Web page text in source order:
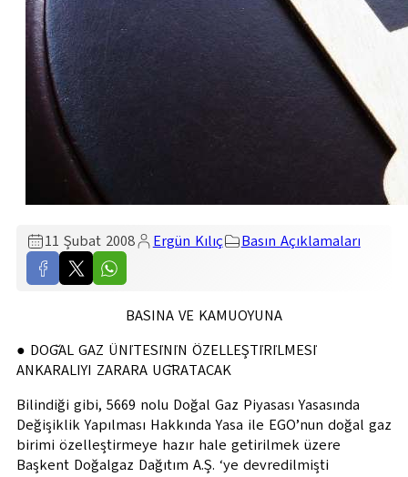
11 Şubat 2008 Ergün Kılıç Basın Açıklamaları
BASINA VE KAMUOYUNA
● DOĞAL GAZ ÜNİTESİNİN ÖZELLEŞTİRİLMESİ
ANKARALIYI ZARARA UĞRATACAK
Bilindiği gibi, 5669 nolu Doğal Gaz Piyasası Yasasında
Değişiklik Yapılması Hakkında Yasa ile EGO’nun doğal gaz
birimi özelleştirmeye hazır hale getirilmek üzere
Başkent Doğalgaz Dağıtım A.Ş. ‘ye devredilmişti